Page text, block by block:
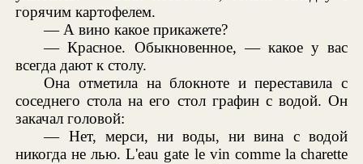
горячим картофелем.
— А вино какое прикажете?
— Красное. Обыкновенное, — какое у вас
всегда дают к столу.
Она отметила на блокноте и переставила с
соседнего стола на его стол графин с водой. Он
закачал головой:
— Нет, мерси, ни воды, ни вина с водой
никогда не лью. L'eau gate le vin comme la charette